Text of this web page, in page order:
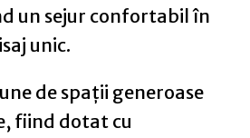
un sejur confortabil în
unic.
de spații generoase
fiind dotat cu